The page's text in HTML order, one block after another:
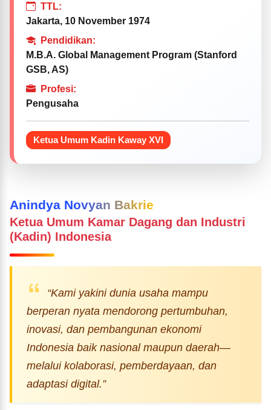
TTL:
Jakarta, 10 November 1974
Pendidikan:
M.B.A. Global Management Program (Stanford
GSB, AS)
Profesi:
Pengusaha
Ketua Umum Kadin Kaway XVI
Anindya Novyan Bakrie
Ketua Umum Kamar Dagang dan Industri
(Kadin) Indonesia
“Kami yakini dunia usaha mampu
berperan nyata mendorong pertumbuhan,
inovasi, dan pembangunan ekonomi
Indonesia baik nasional maupun daerah—
melalui kolaborasi, pemberdayaan, dan
adaptasi digital.”